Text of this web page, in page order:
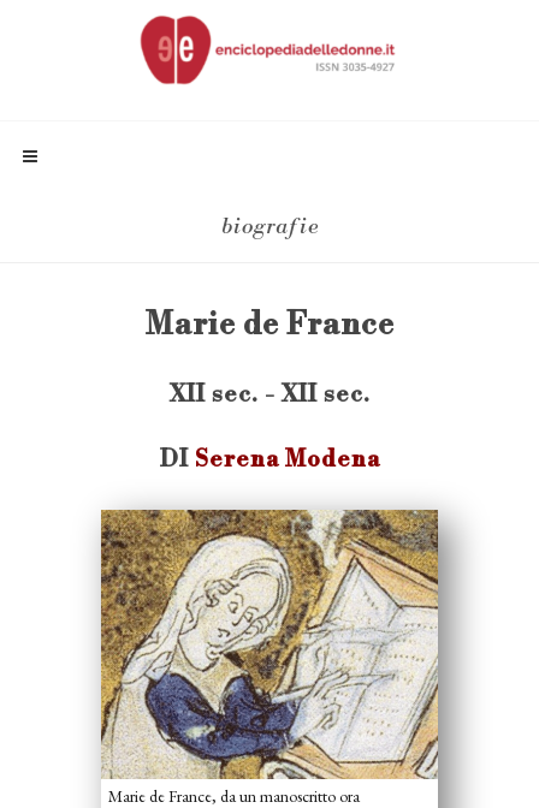
biografie
Marie de France
XII sec. - XII sec.
DI Serena Modena
Marie de France, da un manoscritto ora